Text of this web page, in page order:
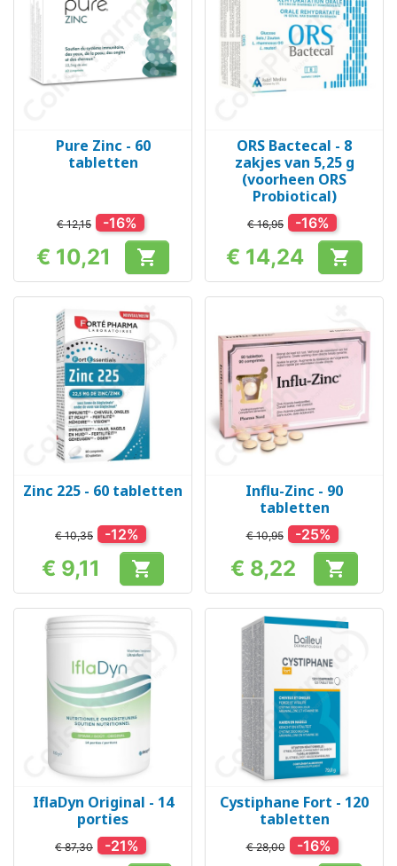
Pure Zinc - 60
tabletten
€ 12,15 -16%
Prijs
€ 10,21 
ORS Bactecal - 8
zakjes van 5,25 g
(voorheen ORS
Probiotical)
€ 16,95 -16%
Prijs
€ 14,24 
Zinc 225 - 60 tabletten
€ 10,35 -12%
Prijs
€ 9,11 
Influ-Zinc - 90
tabletten
€ 10,95 -25%
Prijs
€ 8,22 
IflaDyn Original - 14
porties
€ 87,30 -21%
Cystiphane Fort - 120
tabletten
€ 28,00 -16%